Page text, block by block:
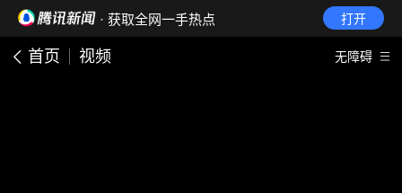
· 获取全网一手热点 打开
首页 视频 无障碍